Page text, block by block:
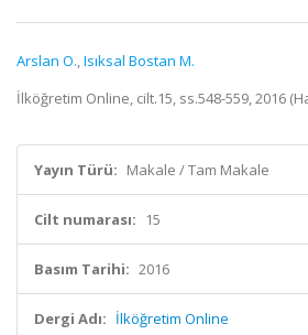
Arslan O.,Isıksal Bostan M.
İlköğretim Online, cilt.15, ss.548-559, 2016
Yayın Türü: Makale / Tam Makale
Cilt numarası: 15
Basım Tarihi: 2016
Dergi Adı: İlköğretim Online